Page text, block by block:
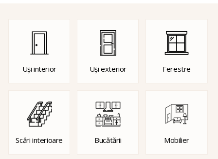
Uși interior Uși exterior Ferestre
Scări interioare Bucătării Mobilier